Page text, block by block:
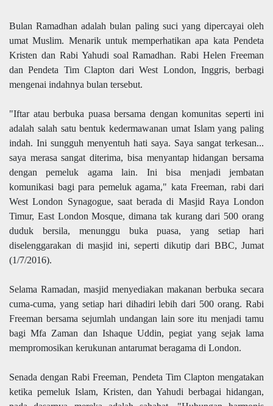
Bulan Ramadhan adalah bulan paling suci yang dipercayai oleh
umat Muslim. Menarik untuk memperhatikan apa kata Pendeta
Kristen dan Rabi Yahudi soal Ramadhan. Rabi Helen Freeman
dan Pendeta Tim Clapton dari West London, Inggris, berbagi
mengenai indahnya bulan tersebut.
"Iftar atau berbuka puasa bersama dengan komunitas seperti ini
adalah salah satu bentuk kedermawanan umat Islam yang paling
indah. Ini sungguh menyentuh hati saya. Saya sangat terkesan...
saya merasa sangat diterima, bisa menyantap hidangan bersama
dengan pemeluk agama lain. Ini bisa menjadi jembatan
komunikasi bagi para pemeluk agama," kata Freeman, rabi dari
West London Synagogue, saat berada di Masjid Raya London
Timur, East London Mosque, dimana tak kurang dari 500 orang
duduk bersila, menunggu buka puasa, yang setiap hari
diselenggarakan di masjid ini, seperti dikutip dari BBC, Jumat
(1/7/2016).
Selama Ramadan, masjid menyediakan makanan berbuka secara
cuma-cuma, yang setiap hari dihadiri lebih dari 500 orang. Rabi
Freeman bersama sejumlah undangan lain sore itu menjadi tamu
bagi Mfa Zaman dan Ishaque Uddin, pegiat yang sejak lama
mempromosikan kerukunan antarumat beragama di London.
Senada dengan Rabi Freeman, Pendeta Tim Clapton mengatakan
ketika pemeluk Islam, Kristen, dan Yahudi berbagai hidangan,